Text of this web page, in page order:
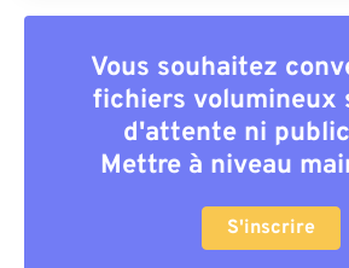
Vous souhaitez
fichiers volumineux
d'attente ni
Mettre à niveau
S'inscrire